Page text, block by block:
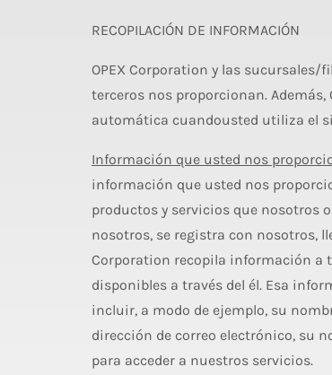
RECOPILACIÓN DE INFORMACIÓN
OPEX Corporation y las
terceros nos proporcionan.
automática cuandousted utiliza el
Información que usted nos
información que usted nos
productos y servicios que nosotros
nosotros, se registra con nosotros,
Corporation recopila información a
disponibles a través del él. Esa
incluir, a modo de ejemplo, su
dirección de correo electrónico, su
para acceder a nuestros servicios.